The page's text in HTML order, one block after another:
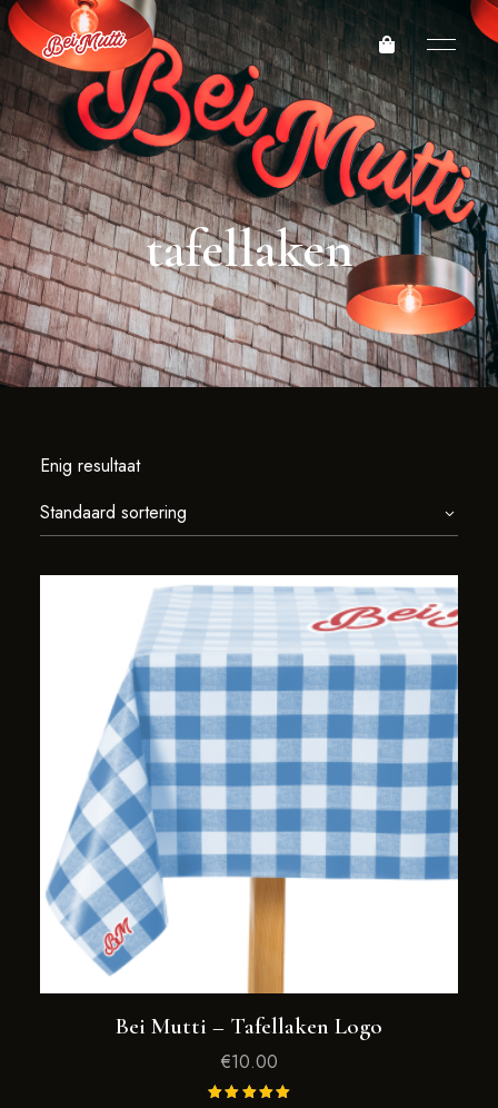
tafellaken
Enig resultaat
Bei Mutti – Tafellaken Logo
€10.00